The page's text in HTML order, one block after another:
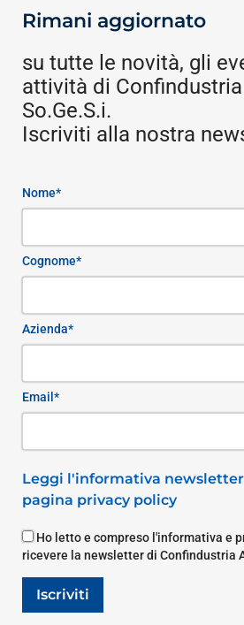
Rimani aggiornato
su tutte le novità, gli
attività di
So.Ge.S.i.
Iscriviti alla nostra
Nome*
Cognome*
Azienda*
Email*
Leggi l'informativa
pagina privacy policy
Ho letto e compreso l'informativa e
ricevere la newsletter di Confindustria
Iscriviti